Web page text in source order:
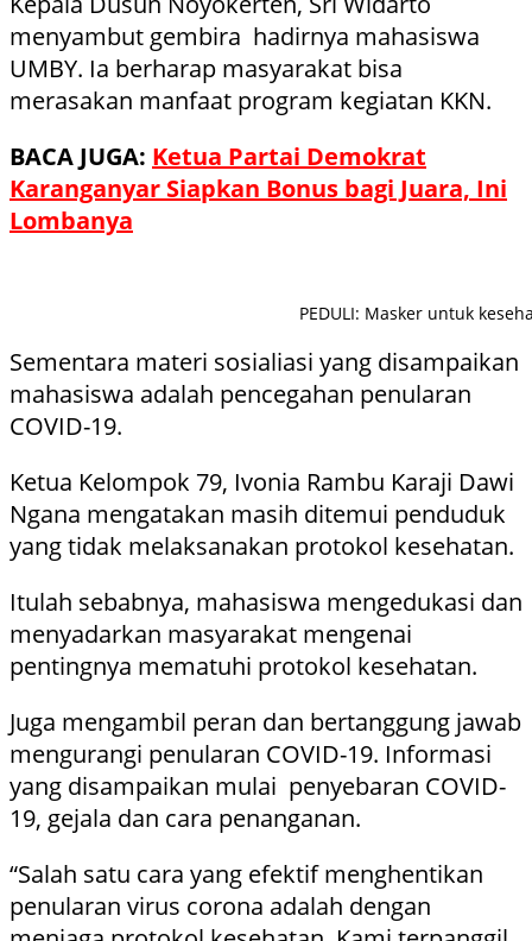
menyambut gembira hadirnya mahasiswa
UMBY. Ia berharap masyarakat bisa
merasakan manfaat program kegiatan KKN.
BACA JUGA: Ketua Partai Demokrat
Karanganyar Siapkan Bonus bagi Juara, Ini
Lombanya
PEDULI: Masker untuk
Sementara materi sosialiasi yang disampaikan
mahasiswa adalah pencegahan penularan
COVID-19.
Ketua Kelompok 79, Ivonia Rambu Karaji Dawi
Ngana mengatakan masih ditemui penduduk
yang tidak melaksanakan protokol kesehatan.
Itulah sebabnya, mahasiswa mengedukasi dan
menyadarkan masyarakat mengenai
pentingnya mematuhi protokol kesehatan.
Juga mengambil peran dan bertanggung jawab
mengurangi penularan COVID-19. Informasi
yang disampaikan mulai penyebaran COVID-
19, gejala dan cara penanganan.
“Salah satu cara yang efektif menghentikan
penularan virus corona adalah dengan